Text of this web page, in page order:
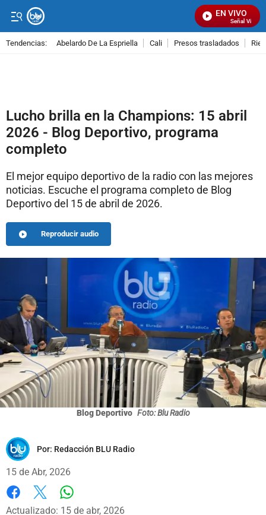
EN VIVO
Señal Visual
Tendencias: Abelardo De La Espriella Cali Presos trasladados
Lucho brilla en la Champions: 15 abril
2026 - Blog Deportivo, programa
completo
El mejor equipo deportivo de la radio con las mejores
noticias. Escuche el programa completo de Blog
Deportivo del 15 de abril de 2026.
Reproducir audio
Blog Deportivo Foto: Blu Radio
Por: Redacción BLU Radio
15 de Abr, 2026
Facebook
X
Actualizado: 15 de abr, 2026